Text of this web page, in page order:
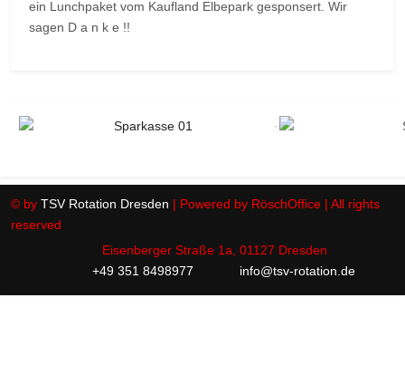
ein Lunchpaket vom Kaufland Elbepark gesponsert. Wir
sagen D a n k e !!
© by TSV Rotation Dresden | Powered by RöschOffice | All rights
reserved
Eisenberger Straße 1a, 01127 Dresden
+49 351 8498977
info@tsv-rotation.de